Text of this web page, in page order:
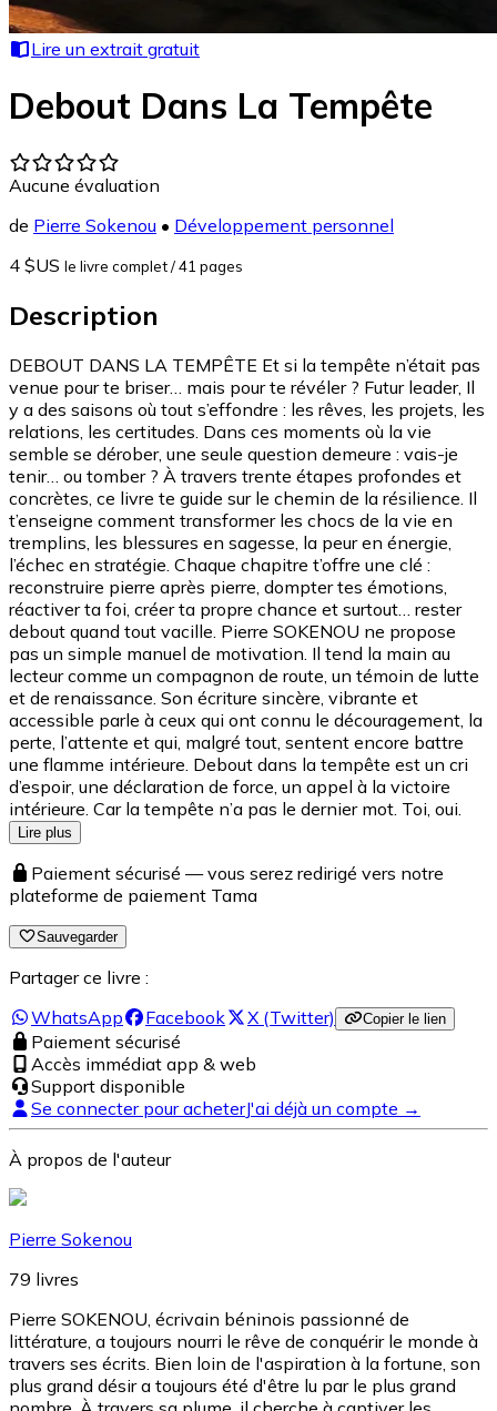
Lire un extrait gratuit
Debout Dans La Tempête
Aucune évaluation
de Pierre Sokenou • Développement personnel
4 $US le livre complet/ 41 pages
Description
DEBOUT DANS LA TEMPÊTE Et si la tempête n’était pas
venue pour te briser… mais pour te révéler ? Futur leader, Il
y a des saisons où tout s’effondre : les rêves, les projets, les
relations, les certitudes. Dans ces moments où la vie
semble se dérober, une seule question demeure : vais-je
tenir… ou tomber ? À travers trente étapes profondes et
concrètes, ce livre te guide sur le chemin de la résilience. Il
t’enseigne comment transformer les chocs de la vie en
tremplins, les blessures en sagesse, la peur en énergie,
l’échec en stratégie. Chaque chapitre t’offre une clé :
reconstruire pierre après pierre, dompter tes émotions,
réactiver ta foi, créer ta propre chance et surtout… rester
debout quand tout vacille. Pierre SOKENOU ne propose
pas un simple manuel de motivation. Il tend la main au
lecteur comme un compagnon de route, un témoin de lutte
et de renaissance. Son écriture sincère, vibrante et
accessible parle à ceux qui ont connu le découragement, la
perte, l’attente et qui, malgré tout, sentent encore battre
une flamme intérieure. Debout dans la tempête est un cri
d’espoir, une déclaration de force, un appel à la victoire
intérieure. Car la tempête n’a pas le dernier mot. Toi, oui.
Lire plus
Paiement sécurisé — vous serez redirigé vers notre
plateforme de paiement Tama
Sauvegarder
Partager ce livre :
WhatsApp
Facebook X (Twitter) Copier le lien
Paiement sécurisé
Accès immédiat app & web
Support disponible
Se connecter pour acheterJ'ai déjà un compte →
À propos de l'auteur
Pierre Sokenou
79 livres
Pierre SOKENOU, écrivain béninois passionné de
littérature, a toujours nourri le rêve de conquérir le monde à
travers ses écrits. Bien loin de l'aspiration à la fortune, son
plus grand désir a toujours été d'être lu par le plus grand